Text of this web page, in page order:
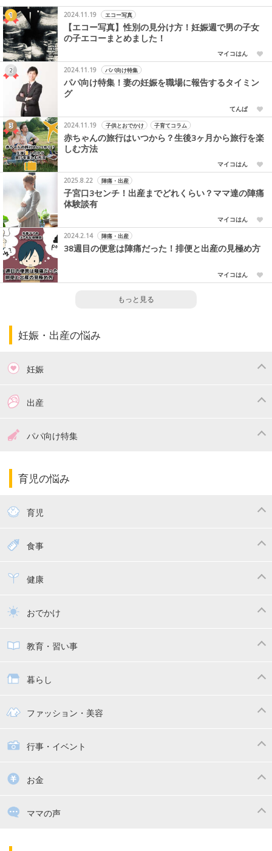
2024.11.19 エコー写真
【エコー写真】性別の見分け方！妊娠週で男の子女
の子エコーまとめました！
マイコはん
2024.11.19
パパ向け特集
パパ向け特集！妻の妊娠を職場に報告するタイミン
グ
てんぱ
2024.11.19
子供とおでかけ 子育てコラム
赤ちゃんの旅行はいつから？生後3ヶ月から旅行を楽
しむ方法
マイコはん
2025.8.22
陣痛・出産
子宮口3センチ！出産までどれくらい？ママ達の陣痛
体験談有
マイコはん
2024.2.14
陣痛・出産
38週目の便意は陣痛だった！排便と出産の見極め方
マイコはん
もっと見る
妊娠・出産の悩み
妊娠
つわり
妊娠中の食事
出産
出産準備パパ向け特集
パパ向け特集
育児の悩み
育児
赤ちゃんのお世話
寝かしつけ
トイトレ
食事
離乳食健康
乳幼児健診・予防接種
おでかけ
子供とおでかけ
抱っこ紐
教育・習い事
教育・習い事
幼稚園
絵本
暮らし
ママの日常
家族関係・夫婦関係
掃除
ファッション・美容
子供の服・ファッション
行事・イベント
漫画
出産祝い・内祝い
お金
住宅購入ママの声
子育てコラム